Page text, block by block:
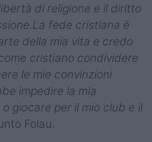
di religione e il diritto
fede cristiana è
della mia vita e credo
cristiano condividere
le mie convinzioni
impedire la mia
giocare per il mio club e il
Folau.